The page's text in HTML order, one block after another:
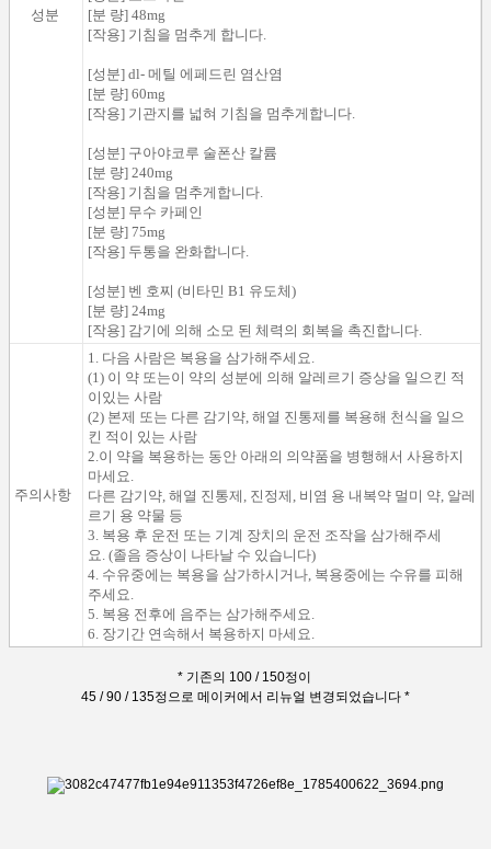
성분
[분 량] 48mg
[작용] 기침을 멈추게 합니다.
[성분] dl- 메틸 에페드린 염산염
[분 량] 60mg
[작용] 기관지를 넓혀 기침을 멈추게합니다.
[성분] 구아야코루 술폰산 칼륨
[분 량] 240mg
[작용] 기침을 멈추게합니다.
[성분] 무수 카페인
[분 량] 75mg
[작용] 두통을 완화합니다.
[성분] 벤 호찌 (비타민 B1 유도체)
[분 량] 24mg
[작용] 감기에 의해 소모 된 체력의 회복을 촉진합니다.
주의사항
1. 다음 사람은 복용을 삼가해주세요.
(1) 이 약 또는이 약의 성분에 의해 알레르기 증상을 일으킨 적
이있는 사람
(2) 본제 또는 다른 감기약, 해열 진통제를 복용해 천식을 일으
킨 적이 있는 사람
2.이 약을 복용하는 동안 아래의 의약품을 병행해서 사용하지
마세요.
다른 감기약, 해열 진통제, 진정제, 비염 용 내복약 멀미 약, 알레
르기 용 약물 등
3. 복용 후 운전 또는 기계 장치의 운전 조작을 삼가해주세
요. (졸음 증상이 나타날 수 있습니다)
4. 수유중에는 복용을 삼가하시거나, 복용중에는 수유를 피해
주세요.
5. 복용 전후에 음주는 삼가해주세요.
6. 장기간 연속해서 복용하지 마세요.
* 기존의 100 / 150정이
45 / 90 / 135정으로 메이커에서 리뉴얼 변경되었습니다 *